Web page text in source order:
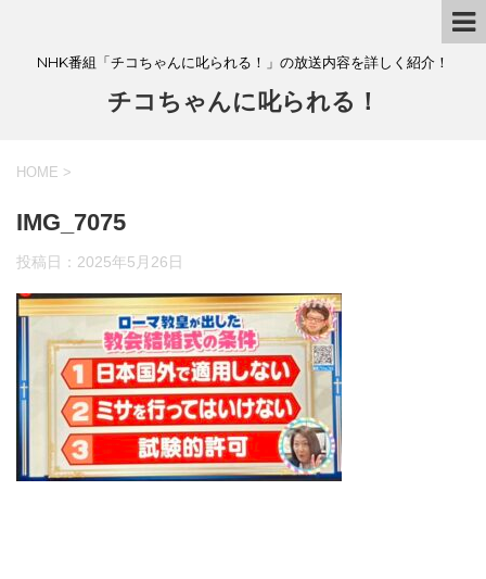
NHK番組「チコちゃんに叱られる！」の放送内容を詳しく紹介！
チコちゃんに叱られる！
HOME >
IMG_7075
投稿日： 2025年5月26日